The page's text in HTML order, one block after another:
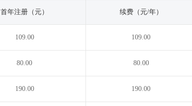
首年注册（元） 续费（元/年）
109.00 109.00
80.00 80.00
190.00 190.00